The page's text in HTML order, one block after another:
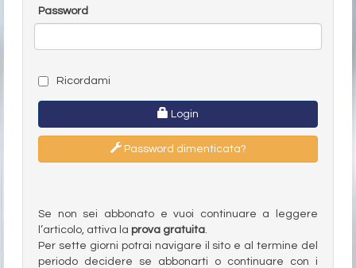
Password
Ricordami
Login
Password dimenticata?
Se non sei abbonato e vuoi continuare a leggere
l’articolo, attiva la prova gratuita.
Per sette giorni potrai navigare il sito e al termine del
periodo decidere se abbonarti o continuare con i